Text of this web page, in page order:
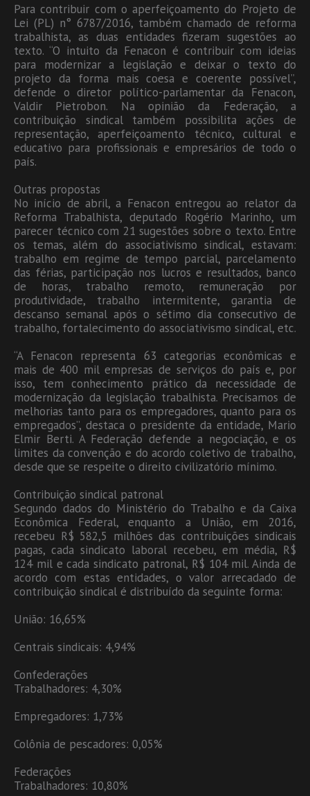
Para contribuir com o aperfeiçoamento do Projeto de
Lei (PL) n° 6787/2016, também chamado de reforma
trabalhista, as duas entidades fizeram sugestões ao
texto. “O intuito da Fenacon é contribuir com ideias
para modernizar a legislação e deixar o texto do
projeto da forma mais coesa e coerente possível”,
defende o diretor político-parlamentar da Fenacon,
Valdir Pietrobon. Na opinião da Federação, a
contribuição sindical também possibilita ações de
representação, aperfeiçoamento técnico, cultural e
educativo para profissionais e empresários de todo o
país.
Outras propostas
No início de abril, a Fenacon entregou ao relator da
Reforma Trabalhista, deputado Rogério Marinho, um
parecer técnico com 21 sugestões sobre o texto. Entre
os temas, além do associativismo sindical, estavam:
trabalho em regime de tempo parcial, parcelamento
das férias, participação nos lucros e resultados, banco
de horas, trabalho remoto, remuneração por
produtividade, trabalho intermitente, garantia de
descanso semanal após o sétimo dia consecutivo de
trabalho, fortalecimento do associativismo sindical, etc.
“A Fenacon representa 63 categorias econômicas e
mais de 400 mil empresas de serviços do país e, por
isso, tem conhecimento prático da necessidade de
modernização da legislação trabalhista. Precisamos de
melhorias tanto para os empregadores, quanto para os
empregados”, destaca o presidente da entidade, Mario
Elmir Berti. A Federação defende a negociação, e os
limites da convenção e do acordo coletivo de trabalho,
desde que se respeite o direito civilizatório mínimo.
Contribuição sindical patronal
Segundo dados do Ministério do Trabalho e da Caixa
Econômica Federal, enquanto a União, em 2016,
recebeu R$ 582,5 milhões das contribuições sindicais
pagas, cada sindicato laboral recebeu, em média, R$
124 mil e cada sindicato patronal, R$ 104 mil. Ainda de
acordo com estas entidades, o valor arrecadado de
contribuição sindical é distribuído da seguinte forma:
União: 16,65%
Centrais sindicais: 4,94%
Confederações
Trabalhadores: 4,30%
Empregadores: 1,73%
Colônia de pescadores: 0,05%
Federações
Trabalhadores: 10,80%